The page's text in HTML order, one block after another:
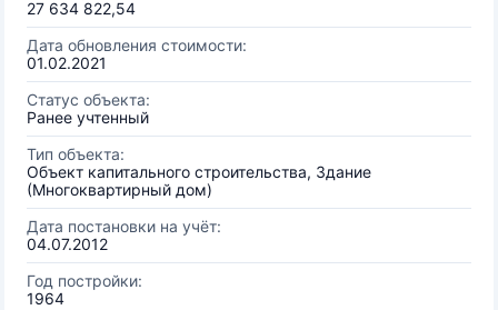
27 634 822,54
Дата обновления стоимости:
01.02.2021
Статус объекта:
Ранее учтенный
Тип объекта:
Объект капитального строительства, Здание
(Многоквартирный дом)
Дата постановки на учёт:
04.07.2012
Год постройки:
1964